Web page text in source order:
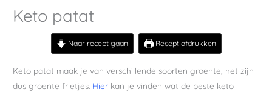
Keto patat
Naar recept gaan Recept afdrukken
Keto patat maak je van verschillende soorten groente, het zijn
dus groente frietjes. Hier kan je vinden wat de beste keto